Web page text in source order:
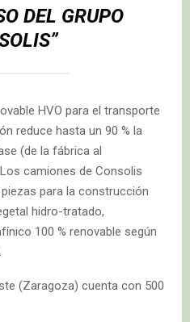
DEL GRUPO
HVO para el transporte
reduce hasta un 90 % la
(de la fábrica al
camiones de Consolis
para la construcción
hidro-tratado,
100 % renovable según
(Zaragoza) cuenta con 500